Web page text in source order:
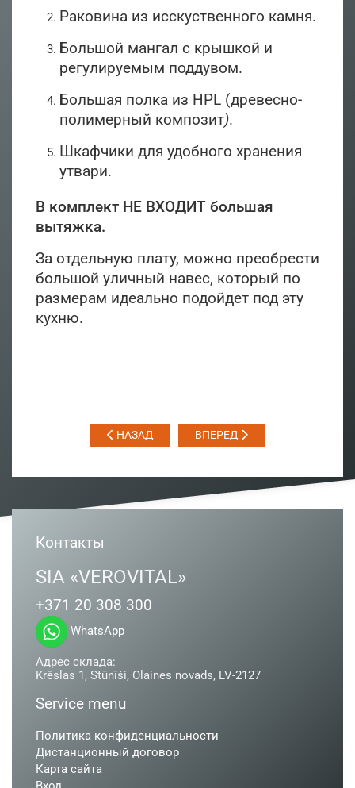
Раковина из исскуственного камня.
Большой мангал с крышкой и
регулируемым поддувом.
Большая полка из HPL (древесно-
полимерный композит).
Шкафчики для удобного хранения
утвари.
В комплект НЕ ВХОДИТ большая
вытяжка.
За отдельную плату, можно преобрести
большой уличный навес, который по
размерам идеально подойдет под эту
кухню.
НАЗАД ВПЕРЕД
Контакты
SIA «VEROVITAL»
+371 20 308 300
WhatsApp
Адрес склада:
Krēslas 1, Stūnīši, Olaines novads, LV-2127
Service menu
Политика конфиденциальности
Дистанционный договор
Карта сайта